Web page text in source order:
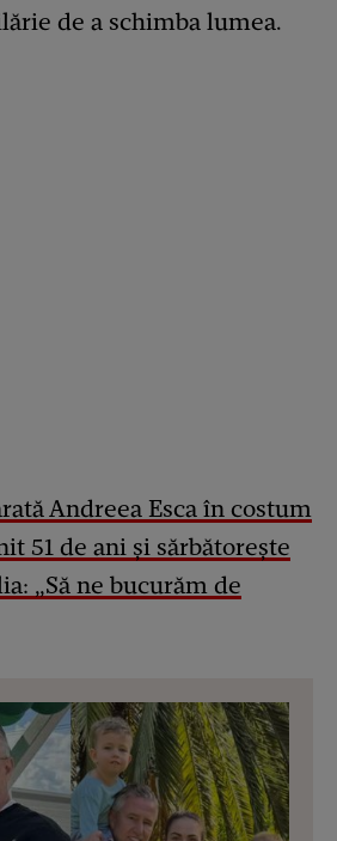
de a schimba lumea.
Andreea Esca în costum
51 de ani și sărbătorește
„Să ne bucurăm de